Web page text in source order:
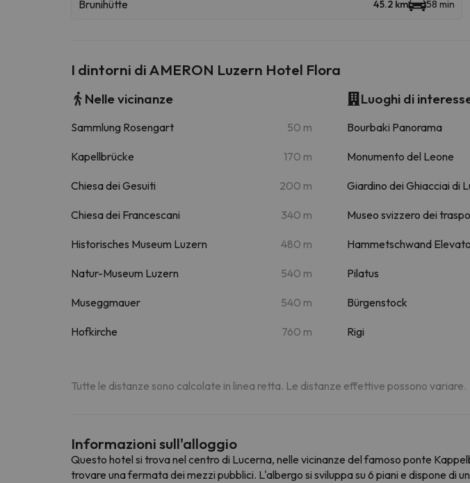
Brunihütte 45.2 km 58 min
I dintorni di AMERON Luzern Hotel Flora
Nelle vicinanze
Sammlung Rosengart 50 m
Kapellbrücke 170 m
Chiesa dei Gesuiti 200 m
Chiesa dei Francescani 340 m
Historisches Museum Luzern 480 m
Natur-Museum Luzern 540 m
Museggmauer 540 m
Hofkirche 760 m
Luoghi di
Bourbaki Panorama
Monumento del Leone
Giardino dei Ghiacciai di
Museo svizzero dei
Hammetschwand
Pilatus
Bürgenstock
Rigi
Tutte le distanze sono calcolate in linea retta. Le distanze effettive possono variare.
Informazioni sull'alloggio
Questo hotel si trova nel centro di Lucerna, nelle vicinanze del famoso ponte
trovare una fermata dei mezzi pubblici. L'albergo si sviluppa su 6 piani e dispone